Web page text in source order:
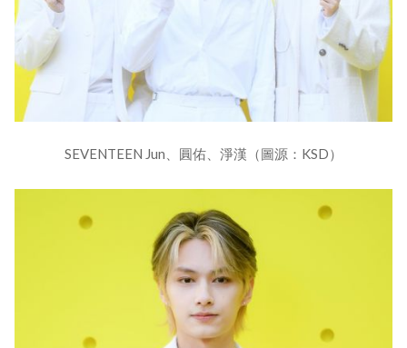
SEVENTEEN Jun、圓佑、淨漢（圖源：KSD）